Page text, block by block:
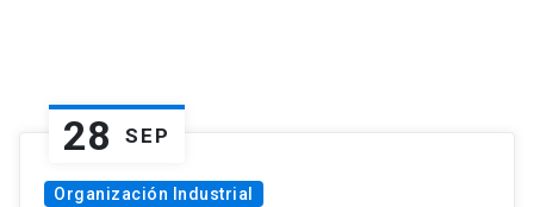
28 SEP
Organización Industrial